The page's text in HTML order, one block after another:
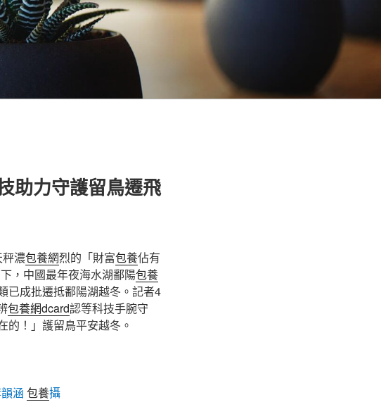
助力守護留鳥遷飛
濃包養網烈的「財富包養佔有
，中國最年夜海水湖鄱陽包養
已成批遷抵鄱陽湖越冬。記者4
包養網dcard認等科技手腕守
的！」護留鳥平安越冬。
涵 包養攝